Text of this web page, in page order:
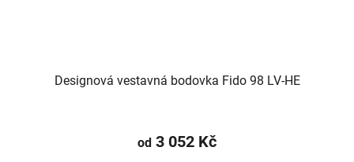
Designová vestavná bodovka Fido 98 LV-HE
od 3 052 Kč